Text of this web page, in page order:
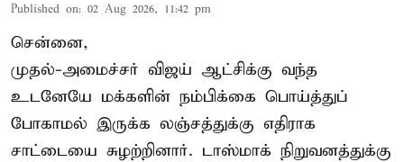
Published on: 02 Aug 2026, 11:42 pm
சென்னை,
முதல்-அமைச்சர் விஜய் ஆட்சிக்கு வந்த
உடனேயே மக்களின் நம்பிக்கை பொய்த்துப்
போகாமல் இருக்க லஞ்சத்துக்கு எதிராக
சாட்டையை சுழற்றினார். டாஸ்மாக் நிறுவனத்துக்கு